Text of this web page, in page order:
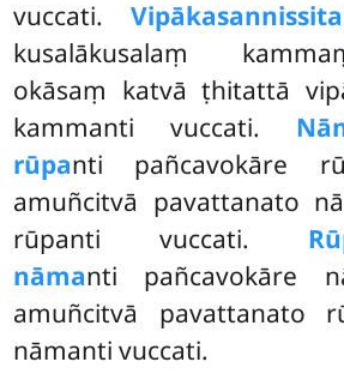
vuccati.
kusalākusalaṃ
okāsaṃ katvā ṭhitattā
kammanti vuccati.
rūpanti pañcavokāre
amuñcitvā pavattanato
rūpanti vuccati.
nāmanti pañcavokāre
amuñcitvā pavattanato
nāmanti vuccati.